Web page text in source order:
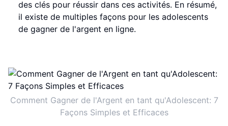
des clés pour réussir dans ces activités. En résumé,
il existe de multiples façons pour les adolescents
de gagner de l'argent en ligne.
Comment Gagner de l'Argent en tant qu'Adolescent: 7
Façons Simples et Efficaces